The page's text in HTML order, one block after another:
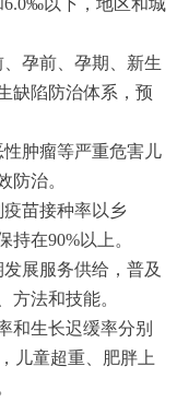
以下，地区和城
孕前、孕期、新生
缺陷防治体系，预
肿瘤等严重危害儿
防治。
苗接种率以乡
持在90%以上。
展服务供给，普及
方法和技能。
和生长迟缓率分别
儿童超重、肥胖上